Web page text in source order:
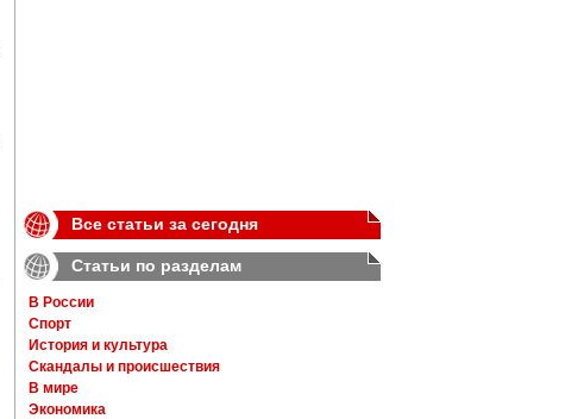
Все статьи за сегодня
Статьи по разделам
В России
Спорт
История и культура
Скандалы и происшествия
В мире
Экономика